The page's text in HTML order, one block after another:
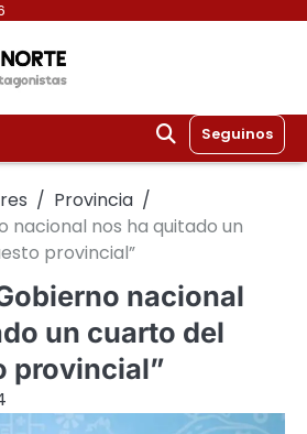
Seguinos
Provincia
nacional nos ha quitado un
provincial”
nacional
un cuarto del
provincial”